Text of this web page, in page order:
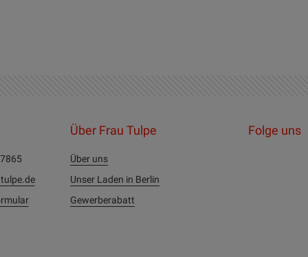
Über Frau Tulpe
Über uns
Unser Laden in Berlin
Gewerberabatt
Folge uns